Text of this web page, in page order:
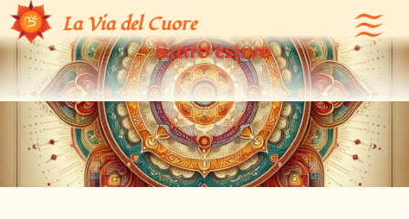
La Via del Cuore
Sessualità Femminile e Sessualità Maschile
– Ritiro estivo